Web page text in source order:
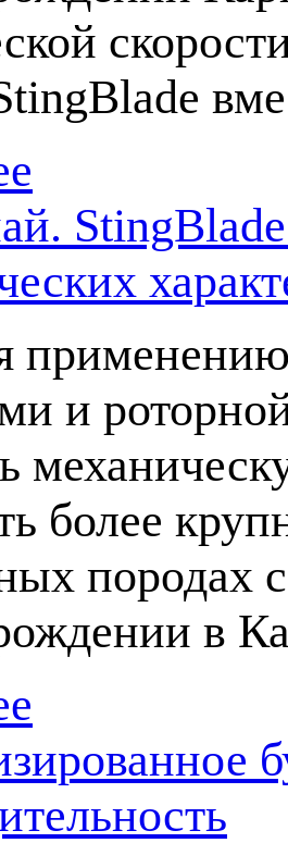
и
более
породах
в